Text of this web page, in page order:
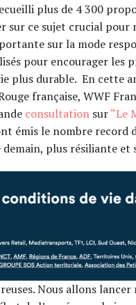
plus de 4 300
sur ce sujet crucial pour
sur la mode
pour encourager les
plus durable. En cette
française, WWF
consultation sur“Le
émis le nombre record
plus résiliante et
Nous allons